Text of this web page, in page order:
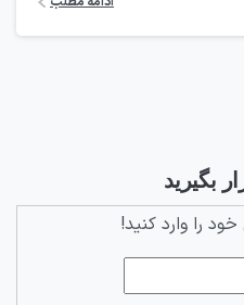
بگیرید
را وارد کنید!